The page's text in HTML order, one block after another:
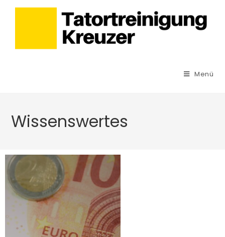
Menü
Wissenswertes